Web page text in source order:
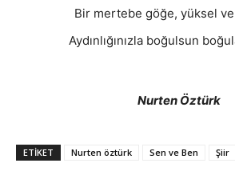
Bir mertebe göğe, yüksel
Aydınlığınızla boğulsun
Nurten Öztürk
ETIKET Nurten öztürk Sen ve Ben Şiir